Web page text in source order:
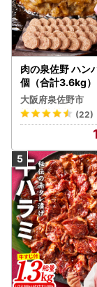
肉の泉佐野 ハン
個（合計3.6kg
ーグ 訳あり 黒毛
わポーク
大阪府泉佐野市
(22)